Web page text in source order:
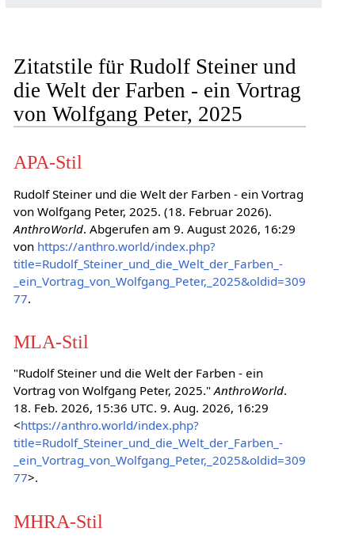
Zitatstile für Rudolf Steiner und
die Welt der Farben - ein Vortrag
von Wolfgang Peter, 2025
APA-Stil
Rudolf Steiner und die Welt der Farben - ein Vortrag
von Wolfgang Peter, 2025. (18. Februar 2026).
AnthroWorld. Abgerufen am 9. August 2026, 16:29
von https://anthro.world/index.php?
title=Rudolf_Steiner_und_die_Welt_der_Farben_-
_ein_Vortrag_von_Wolfgang_Peter,_2025&oldid=309
77.
MLA-Stil
"Rudolf Steiner und die Welt der Farben - ein
Vortrag von Wolfgang Peter, 2025."AnthroWorld.
18. Feb. 2026, 15:36 UTC. 9. Aug. 2026, 16:29
<https://anthro.world/index.php?
title=Rudolf_Steiner_und_die_Welt_der_Farben_-
_ein_Vortrag_von_Wolfgang_Peter,_2025&oldid=309
77>.
MHRA-Stil